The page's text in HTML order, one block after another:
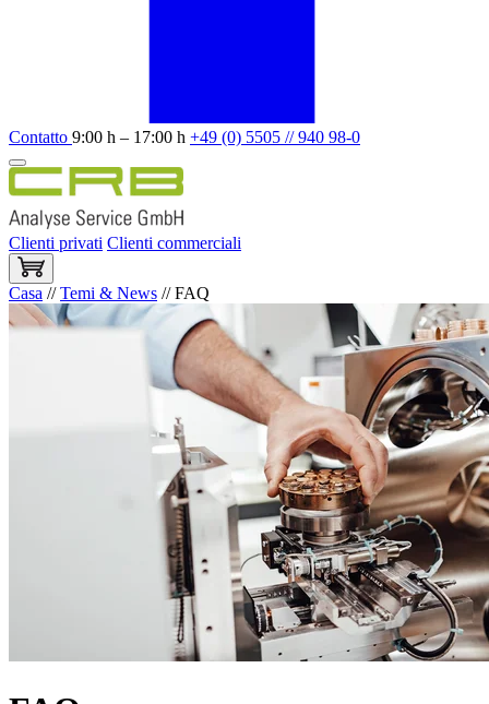
Contatto 9:00 h – 17:00 h +49 (0) 5505 // 940 98-0
Clienti privati Clienti commerciali
Casa //Temi & News //FAQ